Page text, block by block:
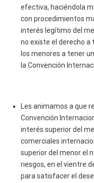
efectiva, haciéndola
con procedimientos
interés legítimo del
no existe el derecho a
los menores a tener
la Convención
Les animamos a que
Convención
interés superior del
comerciales
superior del menor el
riesgos, en el vientre
para satisfacer el